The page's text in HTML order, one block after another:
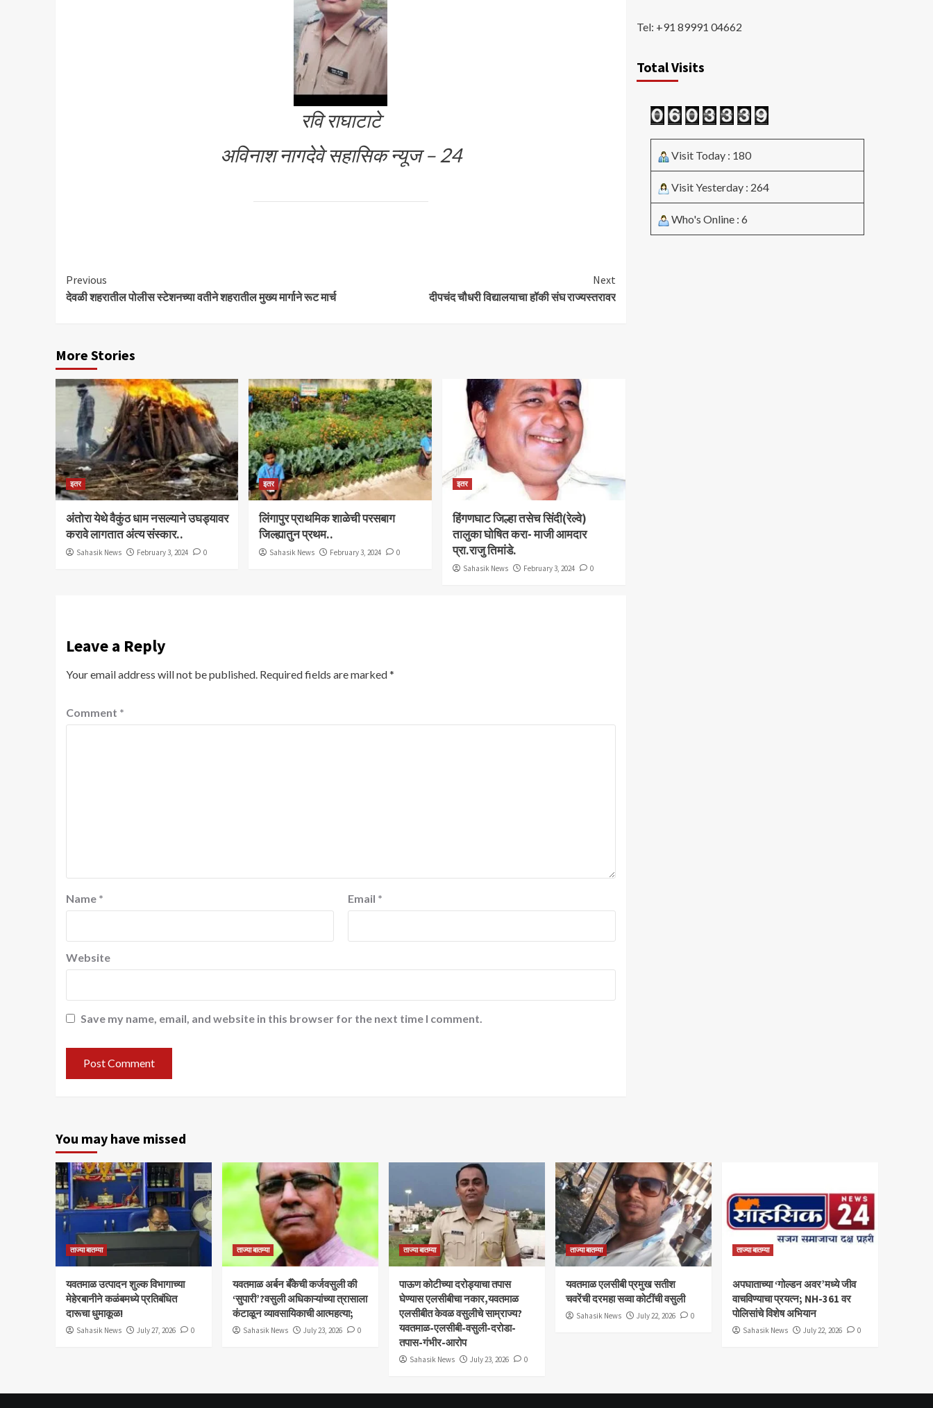
रवि राघाटाटे
अविनाश नागदेवे सहासिक न्यूज – 24
Continue
Reading
Previous
देवळी शहरातील पोलीस स्टेशनच्या वतीने शहरातील मुख्य मार्गाने रूट मार्च
Next
दीपचंद चौधरी विद्यालयाचा हॉकी संघ राज्यस्तरावर
More Stories
इतर
अंतोरा येथे वैकुंठ धाम नसल्याने उघड्यावर
करावे लागतात अंत्य संस्कार..
Sahasik News February 3, 2024 0
इतर
लिंगापुर प्राथमिक शाळेची परसबाग
जिल्ह्यातुन प्रथम..
Sahasik News February 3, 2024 0
इतर
हिंगणघाट जिल्हा तसेच सिंदी(रेल्वे)
तालुका घोषित करा- माजी आमदार
प्रा.राजु तिमांडे.
Sahasik News February 3, 2024 0
Leave a Reply
Your email address will not be published. Required fields are marked*
Comment *
Name * Email *
Website
Save my name, email, and website in this browser for the next time I comment.
Tel: +91 89991 04662
Total Visits
Visit Today : 180
Visit Yesterday : 264
Who's Online : 6
You may have missed
ताज्या बातम्या
यवतमाळ उत्पादन शुल्क विभागाच्या
मेहेरबानीने कळंबमध्ये प्रतिबंधित
दारूचा धुमाकूळ!
Sahasik News July 27, 2026 0
ताज्या बातम्या
​यवतमाळ अर्बन बँकेची कर्जवसुली की
‘सुपारी’?वसुली अधिकाऱ्यांच्या त्रासाला
कंटाळून व्यावसायिकाची आत्महत्या;
Sahasik News July 23, 2026 0
ताज्या बातम्या
पाऊण कोटीच्या दरोड्याचा तपास
घेण्यास एलसीबीचा नकार,यवतमाळ
एलसीबीत केवळ वसुलीचे साम्राज्य?
यवतमाळ-एलसीबी-वसुली-दरोडा-
तपास-गंभीर-आरोप
Sahasik News July 23, 2026 0
ताज्या बातम्या
यवतमाळ एलसीबी प्रमुख सतीश
चवरेंची दरमहा सव्वा कोटींची वसुली
Sahasik News July 22, 2026 0
ताज्या बातम्या
अपघाताच्या ‘गोल्डन अवर’मध्ये जीव
वाचविण्याचा प्रयत्न; NH-361 वर
पोलिसांचे विशेष अभियान
Sahasik News July 22, 2026 0